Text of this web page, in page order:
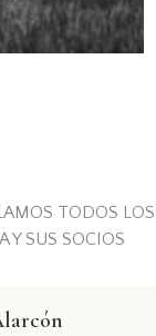
TODOS LOS
Y SUS SOCIOS